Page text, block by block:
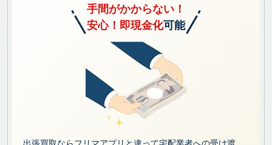
手間がかからない！
安心！即現金化可能